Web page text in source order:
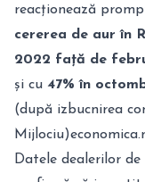
reacționează
cererea de aur în
2022 față de
și cu 47% în
(după izbucnirea
Mijlociu)
Datele dealerilor